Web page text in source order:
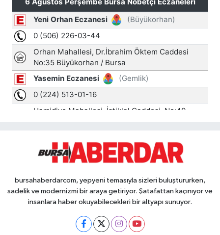
bursahaberdarcom, yepyeni temasıyla sizleri buluştururken,
sadelik ve modernizmi bir araya getiriyor. Şatafattan kaçınıyor ve
insanlara haber okuyabilecekleri bir altyapı sunuyor.